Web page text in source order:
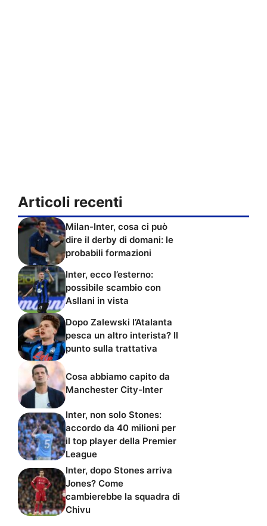
Articoli recenti
Milan-Inter, cosa ci può
dire il derby di domani: le
probabili formazioni
Inter, ecco l’esterno:
possibile scambio con
Asllani in vista
Dopo Zalewski l’Atalanta
pesca un altro interista? Il
punto sulla trattativa
Cosa abbiamo capito da
Manchester City-Inter
Inter, non solo Stones:
accordo da 40 milioni per
il top player della Premier
League
Inter, dopo Stones arriva
Jones? Come
cambierebbe la squadra di
Chivu